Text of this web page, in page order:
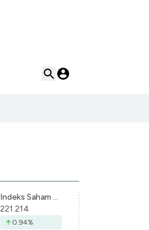
Indeks Saham Syariah Indonesia
221.214
0.94%